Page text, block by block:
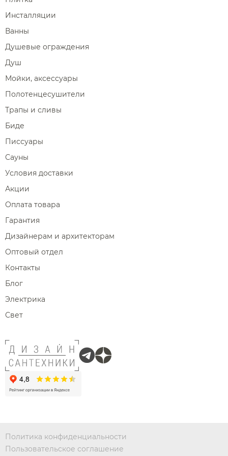
Инсталляции
Ванны
Душевые ограждения
Душ
Мойки, аксессуары
Полотенцесушители
Трапы и сливы
Биде
Писсуары
Сауны
Условия доставки
Акции
Оплата товара
Гарантия
Дизайнерам и архитекторам
Оптовый отдел
Контакты
Блог
Электрика
Свет
Политика конфиденциальности
Пользовательское соглашение